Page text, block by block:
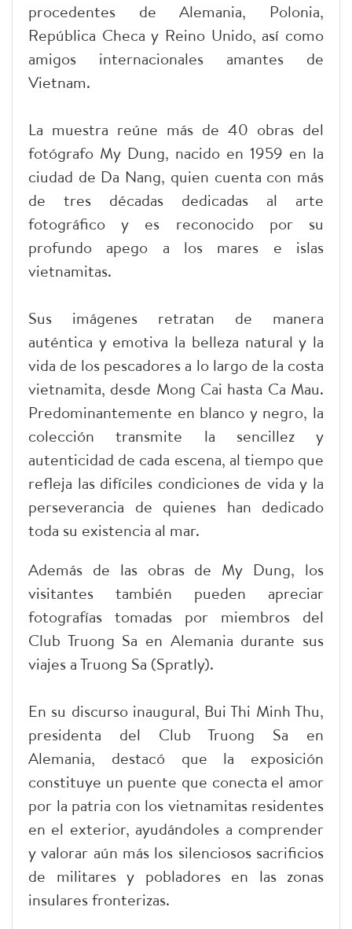
procedentes de Alemania, Polonia,
República Checa y Reino Unido, así como
amigos internacionales amantes de
Vietnam.
La muestra reúne más de 40 obras del
fotógrafo My Dung, nacido en 1959 en la
ciudad de Da Nang, quien cuenta con más
de tres décadas dedicadas al arte
fotográfico y es reconocido por su
profundo apego a los mares e islas
vietnamitas.
Sus imágenes retratan de manera
auténtica y emotiva la belleza natural y la
vida de los pescadores a lo largo de la costa
vietnamita, desde Mong Cai hasta Ca Mau.
Predominantemente en blanco y negro, la
colección transmite la sencillez y
autenticidad de cada escena, al tiempo que
refleja las difíciles condiciones de vida y la
perseverancia de quienes han dedicado
toda su existencia al mar.
Además de las obras de My Dung, los
visitantes también pueden apreciar
fotografías tomadas por miembros del
Club Truong Sa en Alemania durante sus
viajes a Truong Sa (Spratly).
En su discurso inaugural, Bui Thi Minh Thu,
presidenta del Club Truong Sa en
Alemania, destacó que la exposición
constituye un puente que conecta el amor
por la patria con los vietnamitas residentes
en el exterior, ayudándoles a comprender
y valorar aún más los silenciosos sacrificios
de militares y pobladores en las zonas
insulares fronterizas.